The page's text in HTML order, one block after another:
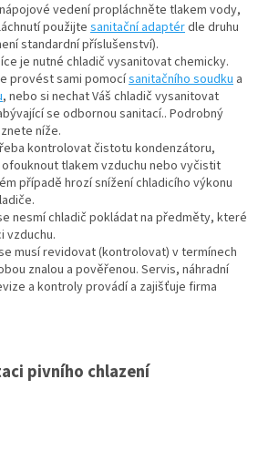
vedení propláchněte tlakem vody,
použijte sanitační adaptérdle druhu
standardní příslušenství).
je nutné chladič vysanitovat chemicky.
provést sami pomocísanitačního soudku a
, nebo si nechat Váš chladič vysanitovat
se odbornou sanitací.. Podrobný
níže.
kontrolovat čistotu kondenzátoru,
tlakem vzduchu nebo vyčistit
případě hrozí snížení chladicího výkonu
nesmí chladič pokládat na předměty, které
vzduchu.
musí revidovat (kontrolovat) v termínech
znalou a pověřenou. Servis, náhradní
a kontroly provádí a zajišťuje firma
pivního chlazení